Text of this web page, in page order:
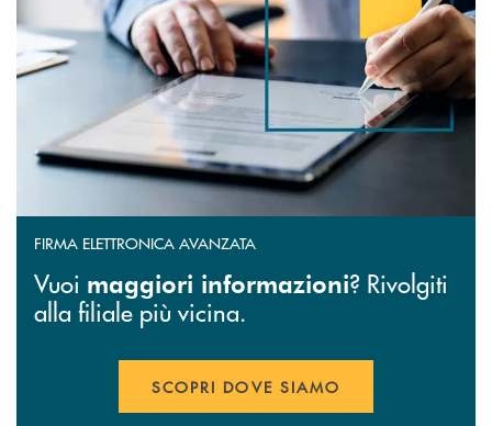
FIRMA ELETTRONICA AVANZATA
Vuoi maggiori informazioni? Rivolgiti
alla filiale più vicina.
SCOPRI DOVE SIAMO